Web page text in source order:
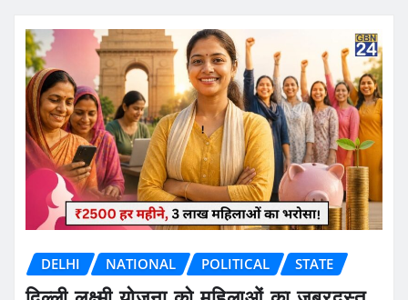
DELHI NATIONAL POLITICAL STATE